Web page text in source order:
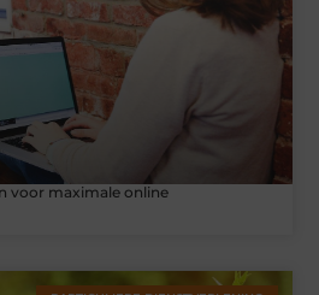
voor maximale online